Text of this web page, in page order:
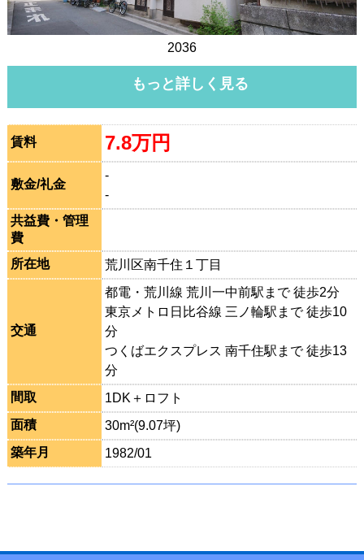
2036
もっと詳しく見る
賃料 7.8万円
敷金/礼金
-
-
共益費・管理
費
所在地
荒川区南千住１丁目
交通
都電・荒川線 荒川一中前駅まで 徒歩2分
東京メトロ日比谷線 三ノ輪駅まで 徒歩10
分
つくばエクスプレス 南千住駅まで 徒歩13
分
間取
1DK＋ロフト
面積
30m²(9.07坪)
築年月
1982/01